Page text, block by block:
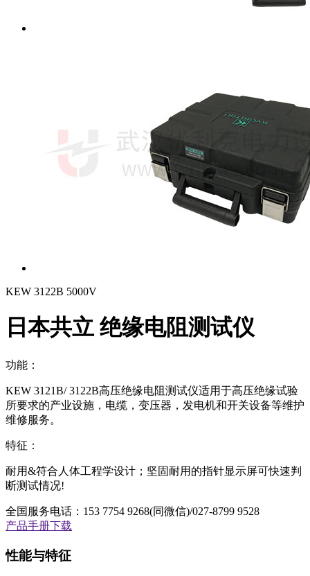
KEW 3122B 5000V
日本共立 绝缘电阻测试仪
功能：
KEW 3121B/ 3122B高压绝缘电阻测试仪适用于高压绝缘试验
所要求的产业设施，电缆，变压器，发电机和开关设备等维护
维修服务。
特征：
耐用&符合人体工程学设计；坚固耐用的指针显示屏可快速判
断测试情况!
全国服务电话： 153 7754 9268(同微信)/027-8799 9528
产品手册下载
性能与特征